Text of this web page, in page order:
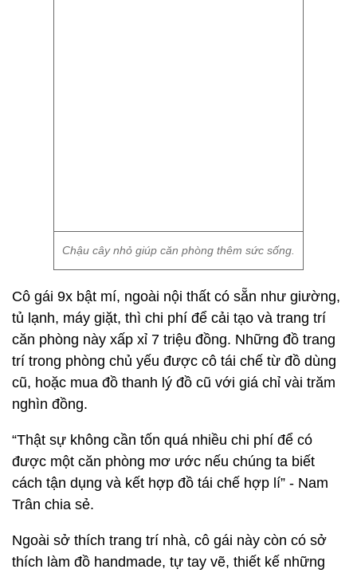
Chậu cây nhỏ giúp căn phòng thêm sức sống.
Cô gái 9x bật mí, ngoài nội thất có sẵn như giường,
tủ lạnh, máy giặt, thì chi phí để cải tạo và trang trí
căn phòng này xấp xỉ 7 triệu đồng. Những đồ trang
trí trong phòng chủ yếu được cô tái chế từ đồ dùng
cũ, hoặc mua đồ thanh lý đồ cũ với giá chỉ vài trăm
nghìn đồng.
“Thật sự không cần tốn quá nhiều chi phí để có
được một căn phòng mơ ước nếu chúng ta biết
cách tận dụng và kết hợp đồ tái chế hợp lí” - Nam
Trân chia sẻ.
Ngoài sở thích trang trí nhà, cô gái này còn có sở